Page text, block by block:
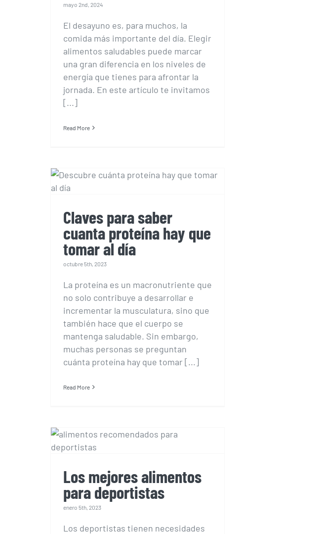
mayo 2nd, 2024
El desayuno es, para muchos, la
comida más importante del día. Elegir
alimentos saludables puede marcar
una gran diferencia en los niveles de
energía que tienes para afrontar la
jornada. En este artículo te invitamos
[...]
Read More
cuanta proteína hay
Claves para saber
cuanta proteína hay que
tomar al día
octubre 5th, 2023
La proteína es un macronutriente que
no solo contribuye a desarrollar e
incrementar la musculatura, sino que
también hace que el cuerpo se
mantenga saludable. Sin embargo,
muchas personas se preguntan
cuánta proteína hay que tomar [...]
Read More
Los mejores alimentos
para deportistas
Los mejores alimentos
para deportistas
enero 5th, 2023
Los deportistas tienen necesidades